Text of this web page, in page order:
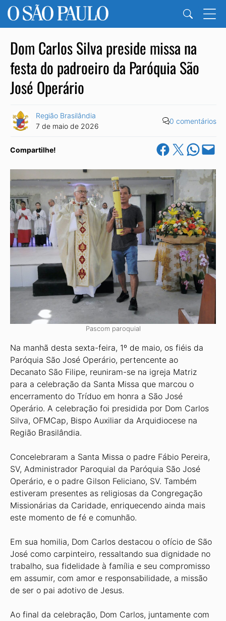
Dom Carlos Silva preside missa na
festa do padroeiro da Paróquia São
José Operário
Região Brasilândia
7 de maio de 2026
0 comentários
Compartilhe! Share on Facebook
Share on X Share on
Email this
Pascom paroquial
Na manhã desta sexta-feira, 1º de maio, os fiéis da
Paróquia São José Operário, pertencente ao
Decanato São Filipe, reuniram-se na igreja Matriz
para a celebração da Santa Missa que marcou o
encerramento do Tríduo em honra a São José
Operário. A celebração foi presidida por Dom Carlos
Silva, OFMCap, Bispo Auxiliar da Arquidiocese na
Região Brasilândia.
Concelebraram a Santa Missa o padre Fábio Pereira,
SV, Administrador Paroquial da Paróquia São José
Operário, e o padre Gilson Feliciano, SV. Também
estiveram presentes as religiosas da Congregação
Missionárias da Caridade, enriquecendo ainda mais
este momento de fé e comunhão.
Em sua homilia, Dom Carlos destacou o ofício de São
José como carpinteiro, ressaltando sua dignidade no
trabalho, sua fidelidade à família e seu compromisso
em assumir, com amor e responsabilidade, a missão
de ser o pai adotivo de Jesus.
Ao final da celebração, Dom Carlos, juntamente com